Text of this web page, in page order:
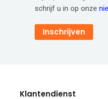
schrijf u in op onze
Inschrijven
Klantendienst